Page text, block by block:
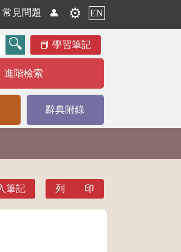
常見問題 👤 ⚙️ EN
學習筆記
進階檢索
辭典附錄
筆記 列 印